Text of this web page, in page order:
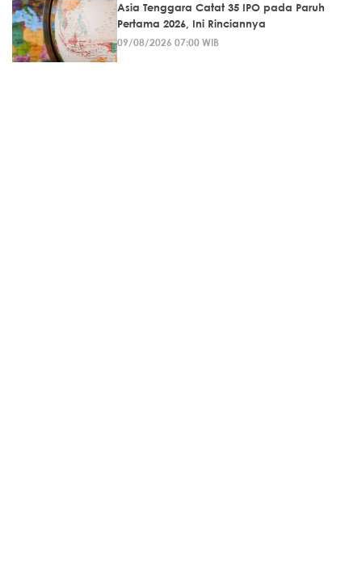
Asia Tenggara Catat 35 IPO pada Paruh
Pertama 2026, Ini Rinciannya
09/08/2026 07:00 WIB